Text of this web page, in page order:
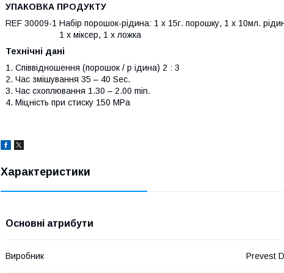
УПАКОВКА ПРОДУКТУ
REF 30009-1 Набір порошок-рідина: 1 х 15г. порошку, 1 х 10мл.
1 х міксер, 1 х ложка
Технічні дані
1. Співвідношення (порошок / р ідина) 2 : 3
2. Час змішування 35 – 40 Sec.
3. Час схоплювання 1.30 – 2.00 min.
4. Міцність при стиску 150 MPa
Характеристики
Основні атрибути
Виробник Prevest